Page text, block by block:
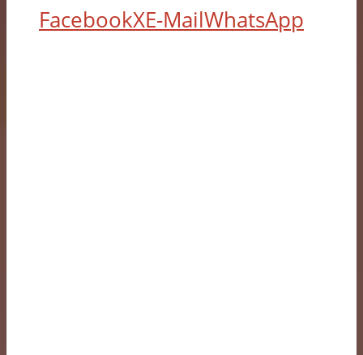
FacebookXE-MailWhatsApp